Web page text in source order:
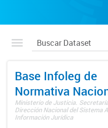
Base Infoleg de
Normativa
Ministerio de Justicia.
Dirección Nacional del Sistema
Información Jurídica